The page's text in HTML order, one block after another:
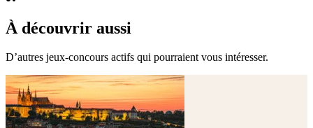
À découvrir aussi
D’autres jeux-concours actifs qui pourraient vous intéresser.